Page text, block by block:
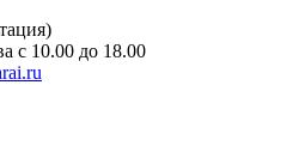
с 10.00 до 18.00